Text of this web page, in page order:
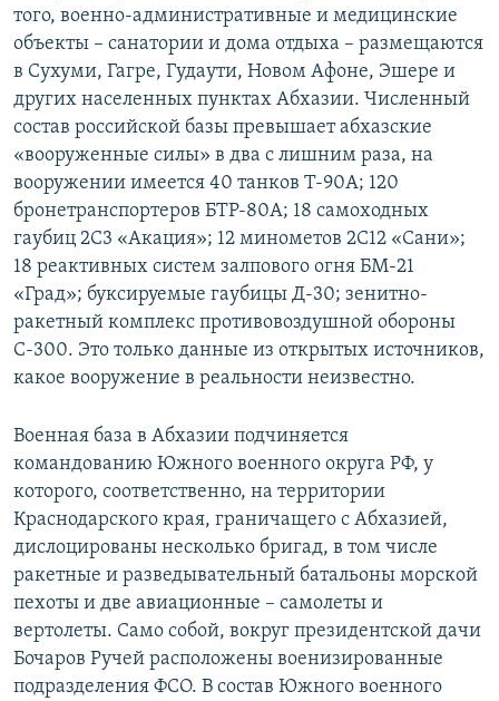
того, военно-административные и медицинские
объекты – санатории и дома отдыха – размещаются
в Сухуми, Гагре, Гудаути, Новом Афоне, Эшере и
других населенных пунктах Абхазии. Численный
состав российской базы превышает абхазские
«вооруженные силы» в два с лишним раза, на
вооружении имеется 40 танков Т-90А; 120
бронетранспортеров БТР-80А; 18 самоходных
гаубиц 2С3 «Акация»; 12 минометов 2С12 «Сани»;
18 реактивных систем залпового огня БМ-21
«Град»; буксируемые гаубицы Д-30; зенитно-
ракетный комплекс противовоздушной обороны
С-300. Это только данные из открытых источников,
какое вооружение в реальности неизвестно.
Военная база в Абхазии подчиняется
командованию Южного военного округа РФ, у
которого, соответственно, на территории
Краснодарского края, граничащего с Абхазией,
дислоцированы несколько бригад, в том числе
ракетные и разведывательный батальоны морской
пехоты и две авиационные – самолеты и
вертолеты. Само собой, вокруг президентской дачи
Бочаров Ручей расположены военизированные
подразделения ФСО. В состав Южного военного